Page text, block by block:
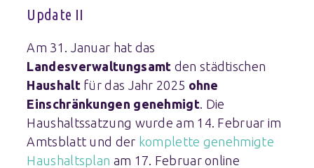
Update II
Am 31. Januar hat das
Landesverwaltungsamt den städtischen
Haushalt für das Jahr 2025 ohne
Einschränkungen genehmigt . Die
Haushaltssatzung wurde am 14. Februar im
Amtsblatt und der komplette genehmigte
Haushaltsplan am 17. Februar online